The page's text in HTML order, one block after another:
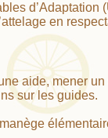
d’Adaptation
en
aide, mener
sur les guides.